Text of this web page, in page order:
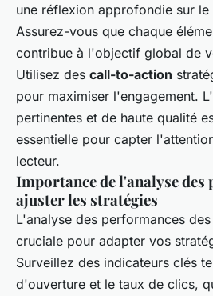
une réflexion approfondie sur
Assurez-vous que chaque
contribue à l'objectif global de
Utilisez des call-to-action
pour maximiser l'engagement.
pertinentes et de haute qualité
essentielle pour capter
lecteur.
Importance de l'analyse
ajuster les stratégies
L'analyse des performances
cruciale pour adapter vos
Surveillez des indicateurs clés
d'ouverture et le taux de clics,